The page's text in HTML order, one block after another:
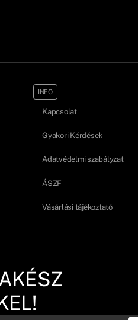
INFO
Kapcsolat
Gyakori Kérdések
Adatvédelmi szabályzat
ÁSZF
Vásárlási tájékoztató